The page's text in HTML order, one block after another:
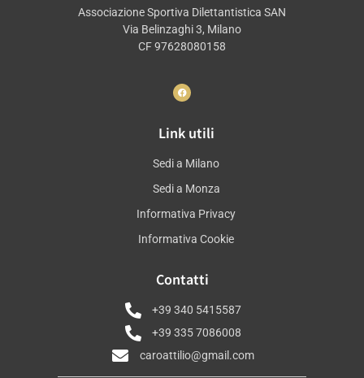
Associazione Sportiva Dilettantistica SAN
Via Belinzaghi 3, Milano
CF 97628080158
Link utili
Sedi a Milano
Sedi a Monza
Informativa Privacy
Informativa Cookie
Contatti
+39 340 5415587
+39 335 7086008
caroattilio@gmail.com